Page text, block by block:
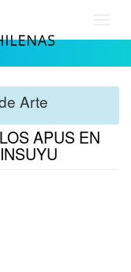
Arte
APUS EN